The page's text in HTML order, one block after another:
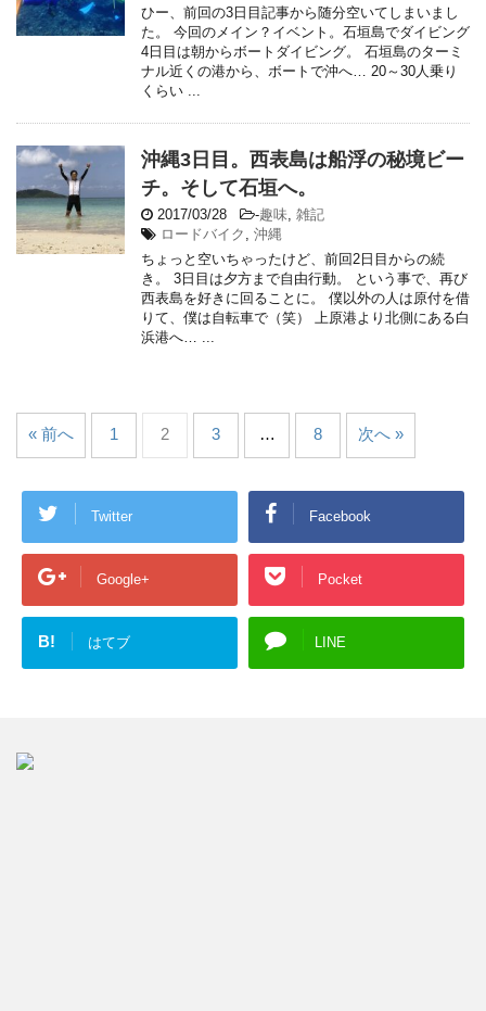
ひー、前回の3日目記事から随分空いてしまいまし
た。 今回のメイン？イベント。石垣島でダイビング
4日目は朝からボートダイビング。 石垣島のターミ
ナル近くの港から、ボートで沖へ… 20～30人乗り
くらい ...
沖縄3日目。西表島は船浮の秘境ビー
チ。そして石垣へ。
2017/03/28 -趣味 雑記
ロードバイク
沖縄
ちょっと空いちゃったけど、前回2日目からの続
き。 3日目は夕方まで自由行動。 という事で、再び
西表島を好きに回ることに。 僕以外の人は原付を借
りて、僕は自転車で（笑） 上原港より北側にある白
浜港へ… ...
« 前へ 1 2 3 … 8 次へ »
Twitter Facebook
Google+ Pocket
B! はてブ LINE